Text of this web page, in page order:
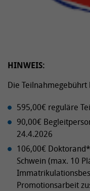
HINWEIS:
Die Teilnahmegebührt
595,00€ reguläre
90,00€
24.4.2026
106,00€
Schwein (max. 10
Promotionsarbeit